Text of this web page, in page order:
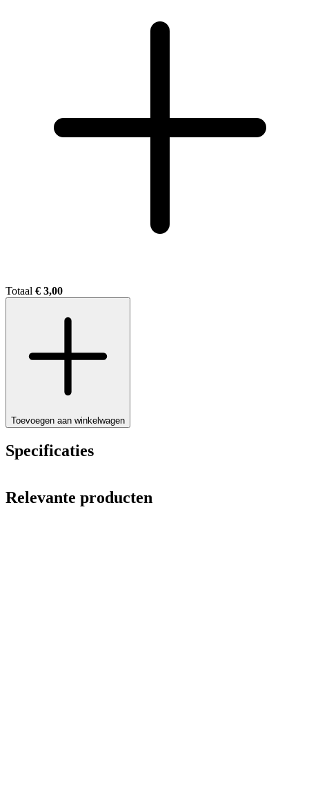
Totaal € 3,00
Toevoegen aan winkelwagen
Specificaties
Relevante producten